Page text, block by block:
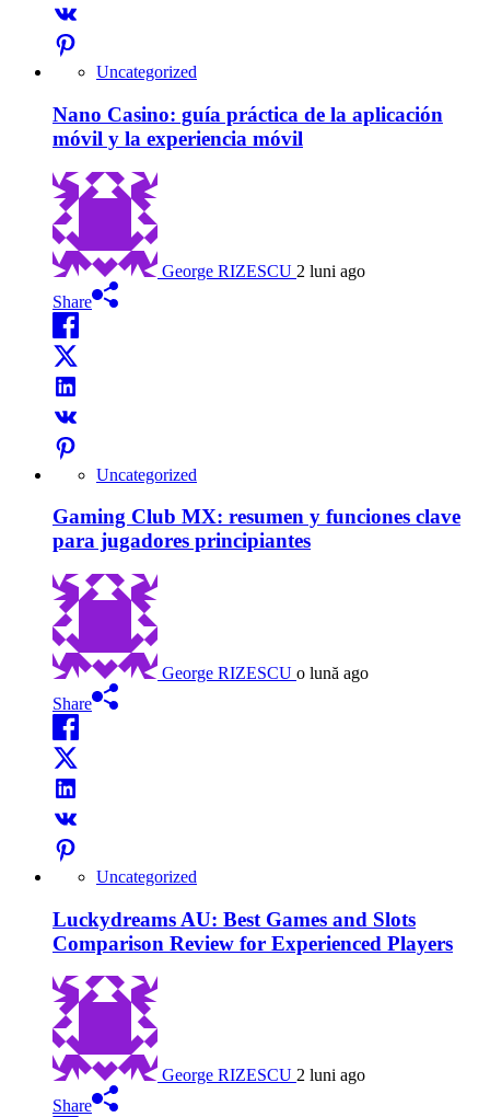
Uncategorized
Nano Casino: guía práctica de la aplicación
móvil y la experiencia móvil
George RIZESCU 2 luni ago
Share
Uncategorized
Gaming Club MX: resumen y funciones clave
para jugadores principiantes
George RIZESCU o lună ago
Share
Uncategorized
Luckydreams AU: Best Games and Slots
Comparison Review for Experienced Players
George RIZESCU 2 luni ago
Share